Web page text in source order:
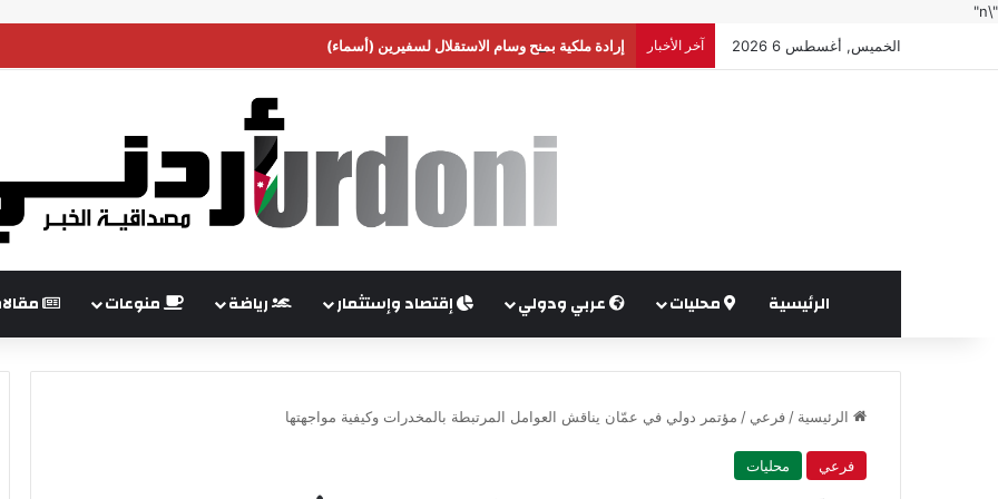
"\n"
الخميس, أغسطس 6 2026
آخر الأخبار إرادة ملكية بمنح وسام الاستقلال لسفيرين (أسماء)
الرئيسية محليات عربي ودولي إقتصاد وإستثمار رياضة منوعات
الرئيسية / فرعي / مؤتمر دولي في عمّان يناقش العوامل المرتبطة بالمخدرات وكيفية مواجهتها
فرعي محليات